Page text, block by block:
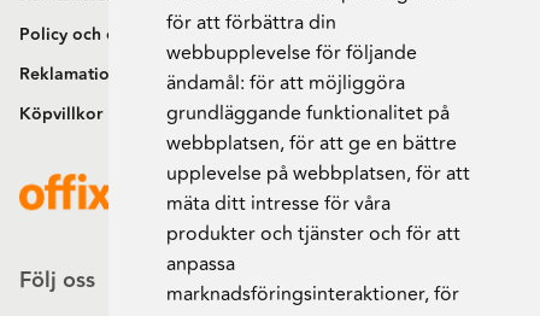
för att förbättra din
webbupplevelse för följande
ändamål: för att möjliggöra
grundläggande funktionalitet på
webbplatsen,för att ge en bättre
upplevelse på webbplatsen,för att
mäta ditt intresse för våra
produkter och tjänster och för att
anpassa
marknadsföringsinteraktioner,för
Policy och cookies
Reklamation och retur
Köpvillkor
Följ oss